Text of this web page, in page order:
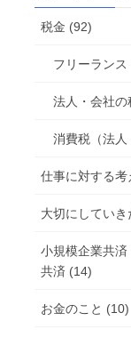
税金 (92)
フリーラン
法人・会社の
消費税（法
仕事に対する
大切にしてい
小規模企業共
共済 (14)
お金のこと (10)